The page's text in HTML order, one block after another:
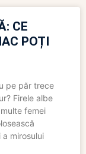
CE
POȚI
pe păr trece
Firele albe
femei
mirosului